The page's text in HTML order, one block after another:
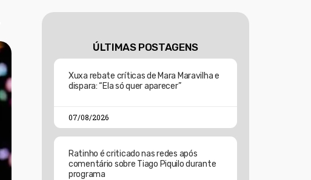
ÚLTIMAS POSTAGENS
Xuxa rebate críticas de Mara Maravilha e
dispara: “Ela só quer aparecer”
07/08/2026
Ratinho é criticado nas redes após
comentário sobre Tiago Piquilo durante
programa